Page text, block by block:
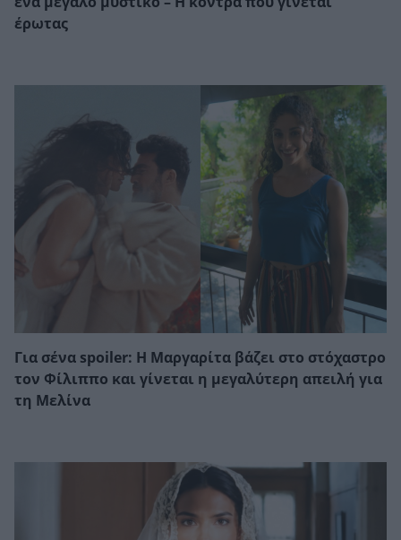
έρωτας
Για σένα spoiler: Η Μαργαρίτα βάζει στο στόχαστρο
τον Φίλιππο και γίνεται η μεγαλύτερη απειλή για
τη Μελίνα